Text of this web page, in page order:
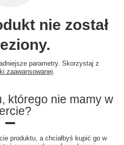
nie został
parametry. Skorzystaj z
zaawansowanej
którego nie mamy w
produktu, a chciałbyś kupić go w